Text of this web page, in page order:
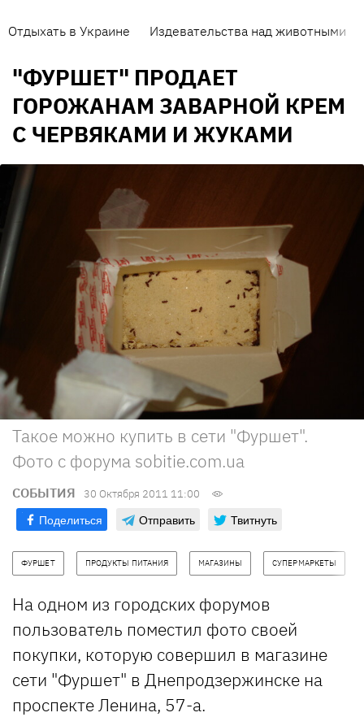
Отдыхать в Украине Издевательства над животными
"ФУРШЕТ" ПРОДАЕТ
ГОРОЖАНАМ ЗАВАРНОЙ КРЕМ
С ЧЕРВЯКАМИ И ЖУКАМИ
Такое можно купить в сети "Фуршет".
Фото с форума sobitie.com.ua
СОБЫТИЯ 30 Октября 2011 11:00
Поделиться Отправить Твитнуть
ФУРШЕТ ПРОДУКТЫ ПИТАНИЯ МАГАЗИНЫ СУПЕРМАРКЕТЫ
На одном из городских форумов
пользователь поместил фото своей
покупки, которую совершил в магазине
сети "Фуршет" в Днепродзержинске на
проспекте Ленина, 57-а.